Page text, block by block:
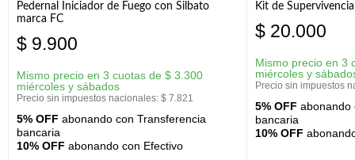
Pedernal Iniciador de Fuego con Silbato
marca FC
$ 9.900
Mismo precio en 3 cuotas de $ 3.300
miércoles y sábados
Precio sin impuestos nacionales: $ 7.821
5% OFF abonando con Transferencia
bancaria
10% OFF abonando con Efectivo
Kit de
$ 20.000
Mismo precio en 3
miércoles y
Precio sin impuestos
5% OFF abonando
bancaria
10% OFF